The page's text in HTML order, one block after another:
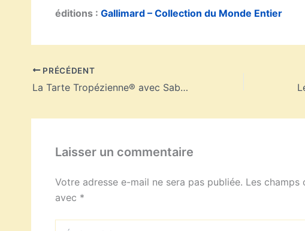
éditions : Gallimard – Collection du Monde Entier
PRÉCÉDENT
La Tarte Tropézienne® avec Sabor Chef
Laisser un commentaire
Votre adresse e-mail ne sera pas publiée. Les champs
avec *